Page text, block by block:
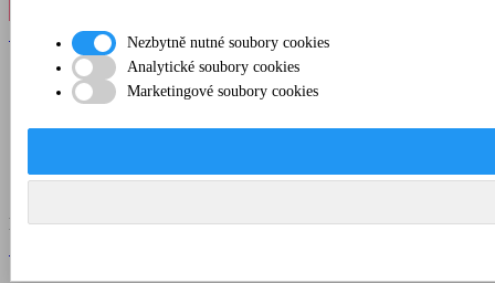
Registrovat  Přihlásit se
O nás
Kontakt
Menu  
Nezbytně nutné soubory cookies
Analytické soubory cookies
Marketingové soubory cookies